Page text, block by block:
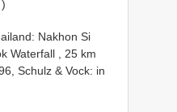
Nakhon Si
Waterfall , 25 km
Schulz & Vock: in